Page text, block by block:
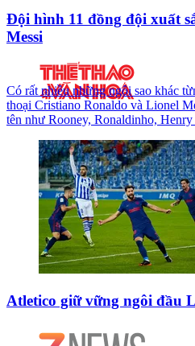
Đội hình 11 đồng đội xuất
Messi
Có rất nhiều những ngôi sao khác
thoại Cristiano Ronaldo và Lionel
tên như Rooney, Ronaldinho,
Atletico giữ vững ngôi đầu